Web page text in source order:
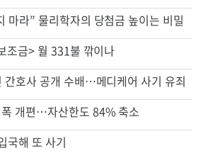
마라” 물리학자의 당첨금 높이는 비밀
조금> 월 331불 깎이나
간호사 공개 수배…메디케어 사기 유죄
개편…자산한도 84% 축소
국해 또 사기